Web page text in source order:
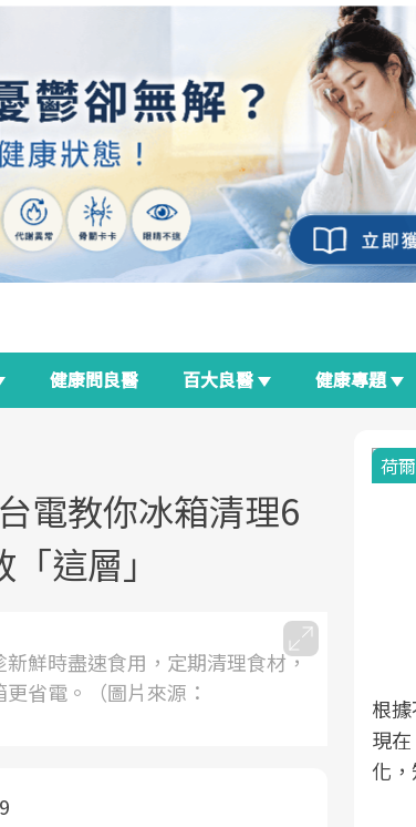
健康問良醫 百大良醫 健康專題
電教你冰箱清理6
這層」
鮮時盡速食用，定期清理食材，
省電。（圖片來源：
超高齡社會的浪潮，台灣正在快速
」的推進，「預防醫學」已成全民
年，就到良醫生活祭體驗「一站式
健康網從「換季的身體變化」出
行動。
荷
根
現
化